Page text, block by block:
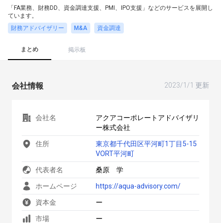
「FA業務、財務DD、資金調達支援、PMI、IPO支援」などのサービスを展開し
ています。
財務アドバイザリー
M&A 資金調達
まとめ 掲示板
会社情報 2023/1/1 更新
会社名
アクアコーポレートアドバイザリ
ー株式会社
住所
東京都千代田区平河町1丁目5-15
VORT平河町
代表者名 桑原 学
ホームページ https://aqua-advisory.com/
資本金 ー
市場 ー